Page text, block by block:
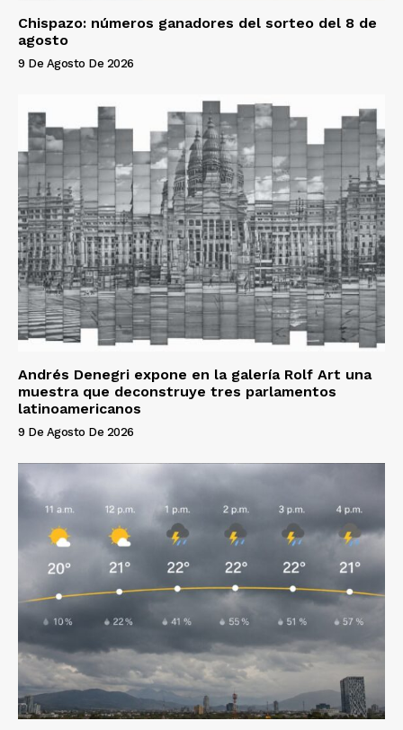
Chispazo: números ganadores del sorteo del 8 de
agosto
9 De Agosto De 2026
Andrés Denegri expone en la galería Rolf Art una
muestra que deconstruye tres parlamentos
latinoamericanos
9 De Agosto De 2026